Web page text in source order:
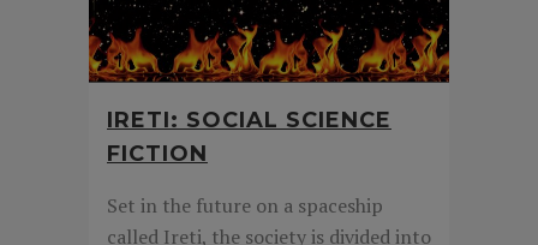
IRETI: SOCIAL SCIENCE
FICTION
Set in the future on a spaceship
called Ireti, the society is divided into